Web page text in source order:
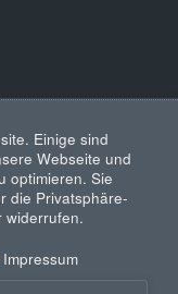
Einige sind
Webseite und
optimieren. Sie
die Privatsphäre-
widerrufen.
Impressum